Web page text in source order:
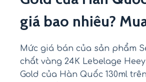
giá bao nhiêu?
Mức giá bán của sản phẩm
chất vàng 24K Lebelage
Gold của Hàn Quốc 130ml